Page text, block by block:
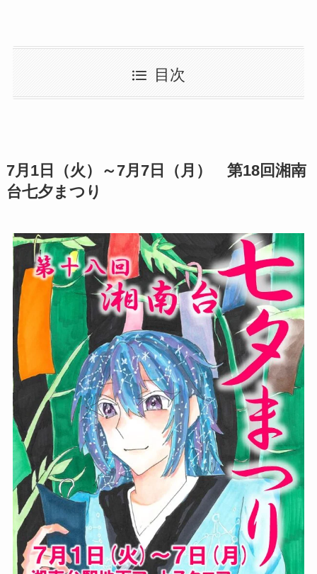
目次
7月1日（火）～7月7日（月） 第18回湘南
台七夕まつり